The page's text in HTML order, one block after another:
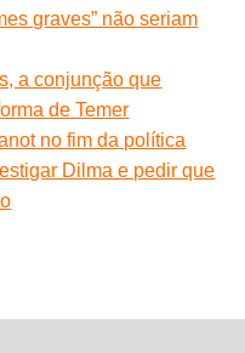
graves” não seriam
a conjunção que
de Temer
no fim da política
Dilma e pedir que